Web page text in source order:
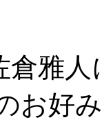
倉雅
お好